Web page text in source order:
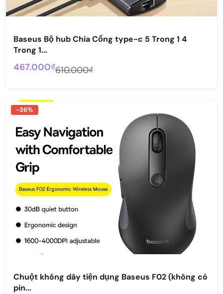
Baseus Bộ hub Chia Cổng type-c 5 Trong 1 4
Trong 1...
467.000₫610.000₫
-36%
Chuột không dây tiện dụng Baseus F02 (không có
pin...